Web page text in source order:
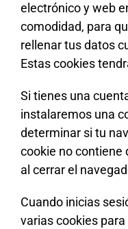
electrónico y web
comodidad, para
rellenar tus datos
Estas cookies
Si tienes una
instalaremos una
determinar si tu
cookie no contiene
al cerrar el
Cuando inicias
varias cookies